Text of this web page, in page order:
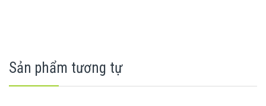
Sản phẩm tương tự